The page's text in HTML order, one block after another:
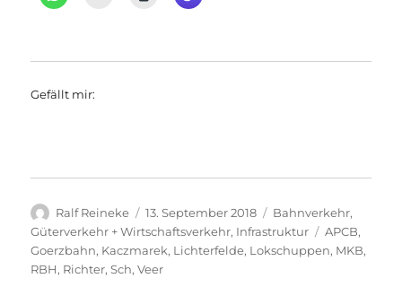
Gefällt mir:
Autor
Ralf Reineke
Veröffentlicht
am
13. September 2018 Kategorien
Bahnverkehr,
Güterverkehr + Wirtschaftsverkehr, Infrastruktur Schlagwörter
APCB,
Goerzbahn, Kaczmarek, Lichterfelde, Lokschuppen, MKB,
RBH, Richter,Sch,Veer